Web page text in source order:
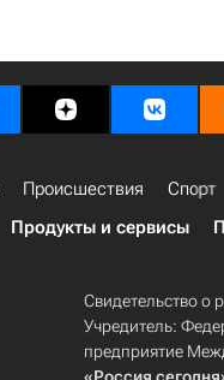
Происшествия Спорт
Продукты и сервисы
Свидетельство
Учредитель:
предприятие